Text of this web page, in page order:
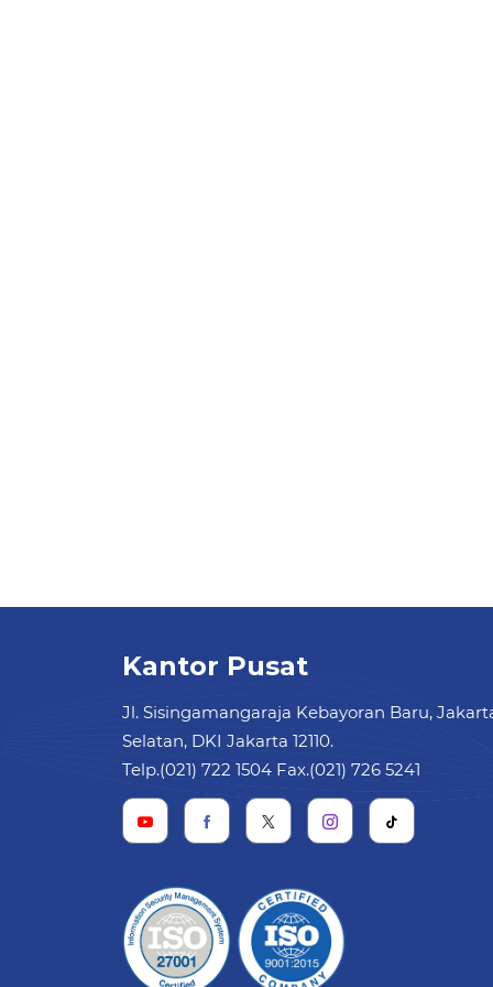
Kantor Pusat
Jl. Sisingamangaraja Kebayoran Baru,
Selatan, DKI Jakarta 12110.
Telp.(021) 722 1504 Fax.(021) 726 5241